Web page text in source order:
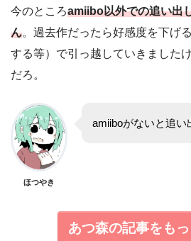
今のところamiibo以外での追い出
ん。過去作だったら好感度を下げ
する等）で引っ越していきました
だろ。
ほつやき
amiiboがないと追い
あつ森の記事をも